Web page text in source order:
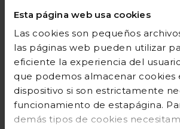
Esta página web usa cookies
Las cookies son pequeños
las páginas web pueden utilizar
eficiente la experiencia del
que podemos almacenar cookies
dispositivo si son estrictamente
funcionamiento de estapágina.
demás tipos de cookies
DESCRIPCIÓN
GUÍA DE TALLAS
DEVOLUCIONES